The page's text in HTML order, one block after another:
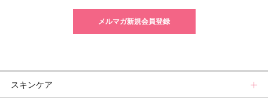
メルマガ新規会員登録
スキンケア